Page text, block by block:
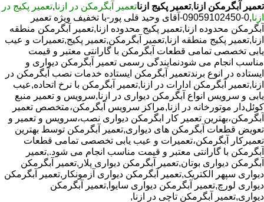
تعمیر آبگرمکن ازنا,تعمیر پکیج ازناتعمیر آبگرمکن در ازنا,تعمیر پکیج در
ازنا
,0-09059102450-آقای وحید قلی پور-با تخفیف ویژه تعمیر
آبگرمکن محدوده ازنا,تعمیر پکیج محدوده ازنا,تعمیر آبگرمکن منطقه
ازنا,تعمیر پکیج منطقه ازنا,تعمیر آبگرمکن,تعمیر پکیج,تعمیرات و عیب
یابی تخصصی تمامی قطعات آبگرمکن با گارانتی معتبر و قیمت
مناسب انجام می شودنمایندگی رسمی تعمیر آبگرمکن دیواری و
ایستاده در انوع برندتعمیر آبگرمکن ایستاده خدمات نصب آبگرمکن در
ازنا,تعمیر آبگرمکن ادارات در ازنا,تعمیر آبگرمکن با نرخ اتحاده,عیب
یابی و سرویس انواع آبگرمکن دیواری در ازنا,سرویس و تعمیر منبع
کوئل‌دار موتورخانه در ازنا,مراکز سرویس آبگرمکن،متخصص تعمیر
آبگرمکن،بهترین تعمیر کار ابگرمکن دیواری نصب،سرویس و تعمیر و
تعویض قطعات آبگرمکن های دیواری,تعمیر آبگرمکن توسط بهترین
تعمیرکار آبگرمکن،تعمیرات و عیب یابی تخصصی تمامی قطعات
آبگرمکن با گارانتی معتبر و قیمت مناسب انجام می شود.,تعمیر
آبگرمکن دیواری بوتان,تعمیر آبگرمکن دیواری پلار,تعمیر آبگرمکن
دیواری سپهر الکتریک,تعمیر آبگرمکن دیواری آزمونکار,تعمیر آبگرمکن
دیواری لورچ,تعمیر آبگرمکن دیواری سایوا,تعمیر آبگرمکن
دیواری,تعمیر آبگرمکن تاچی در ازنا,